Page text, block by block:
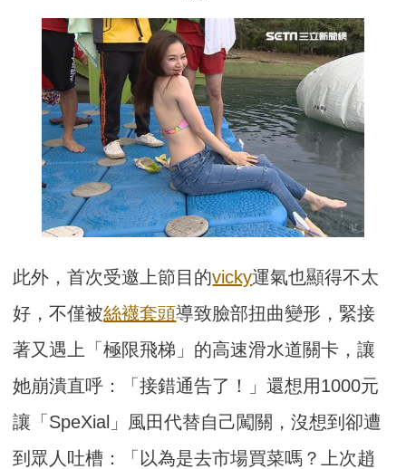
此外，首次受邀上節目的vicky運氣也顯得不太
好，不僅被絲襪套頭導致臉部扭曲變形，緊接
著又遇上「極限飛梯」的高速滑水道關卡，讓
她崩潰直呼：「接錯通告了！」還想用1000元
讓「SpeXial」風田代替自己闖關，沒想到卻遭
到眾人吐槽：「以為是去市場買菜嗎？上次趙